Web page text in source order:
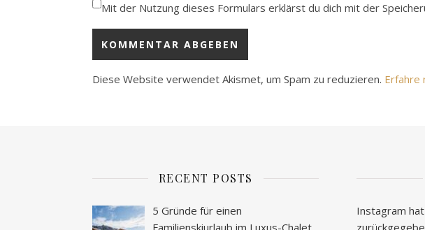
Mit der Nutzung dieses Formulars erklärst du dich mit der
Diese Website verwendet Akismet, um Spam zu reduzieren. Erfahre
RECENT POSTS
5 Gründe für einen
Familienskiurlaub im Luxus-Chalet
Instagram